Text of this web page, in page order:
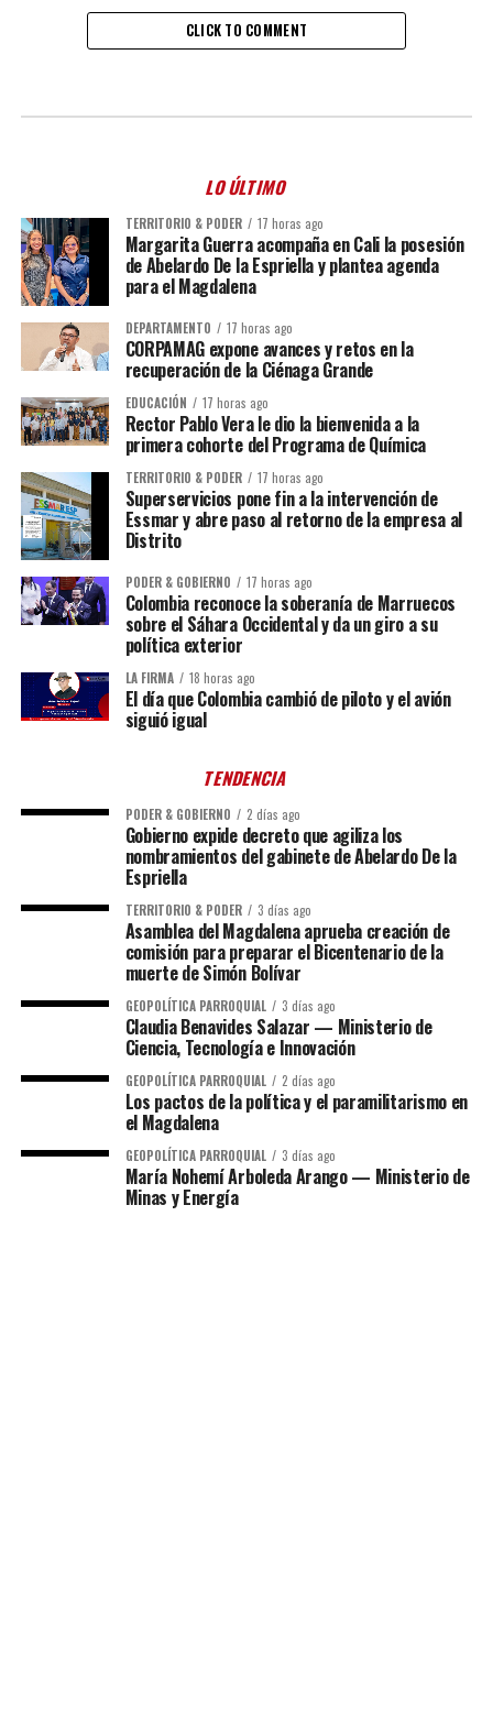
CLICK TO COMMENT
LO ÚLTIMO
TERRITORIO & PODER 17 horas ago
Margarita Guerra acompaña en Cali la posesión
de Abelardo De la Espriella y plantea agenda
para el Magdalena
DEPARTAMENTO 17 horas ago
CORPAMAG expone avances y retos en la
recuperación de la Ciénaga Grande
EDUCACIÓN 17 horas ago
Rector Pablo Vera le dio la bienvenida a la
primera cohorte del Programa de Química
TERRITORIO & PODER 17 horas ago
Superservicios pone fin a la intervención de
Essmar y abre paso al retorno de la empresa al
Distrito
PODER & GOBIERNO 17 horas ago
Colombia reconoce la soberanía de Marruecos
sobre el Sáhara Occidental y da un giro a su
política exterior
LA FIRMA 18 horas ago
El día que Colombia cambió de piloto y el avión
siguió igual
TENDENCIA
PODER & GOBIERNO 2 días ago
Gobierno expide decreto que agiliza los
nombramientos del gabinete de Abelardo De la
Espriella
TERRITORIO & PODER 3 días ago
Asamblea del Magdalena aprueba creación de
comisión para preparar el Bicentenario de la
muerte de Simón Bolívar
GEOPOLÍTICA PARROQUIAL 3 días ago
Claudia Benavides Salazar — Ministerio de
Ciencia, Tecnología e Innovación
GEOPOLÍTICA PARROQUIAL 2 días ago
Los pactos de la política y el paramilitarismo en
el Magdalena
GEOPOLÍTICA PARROQUIAL 3 días ago
María Nohemí Arboleda Arango — Ministerio de
Minas y Energía